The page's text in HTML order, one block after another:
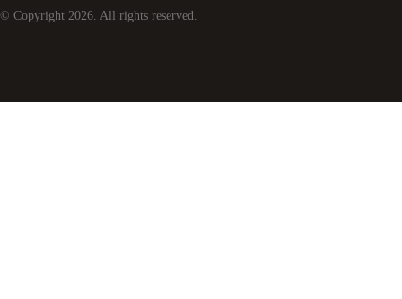
© Copyright 2026 . All rights reserved.